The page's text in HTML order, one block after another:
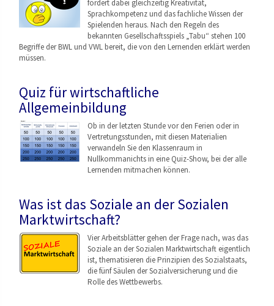
fördert dabei gleichzeitig Kreativität,
Sprachkompetenz und das fachliche Wissen der
Spielenden heraus. Nach den Regeln des
bekannten Gesellschaftsspiels „Tabu“ stehen 100
Begriffe der BWL und VWL bereit, die von den Lernenden erklärt werden
müssen.
Quiz für wirtschaftliche
Allgemeinbildung
Ob in der letzten Stunde vor den Ferien oder in
Vertretungsstunden, mit diesen Materialien
verwandeln Sie den Klassenraum in
Nullkommanichts in eine Quiz-Show, bei der alle
Lernenden mitmachen können.
Was ist das Soziale an der Sozialen
Marktwirtschaft?
Vier Arbeitsblätter gehen der Frage nach, was das
Soziale an der Sozialen Marktwirtschaft eigentlich
ist, thematisieren die Prinzipien des Sozialstaats,
die fünf Säulen der Sozialversicherung und die
Rolle des Wettbewerbs.